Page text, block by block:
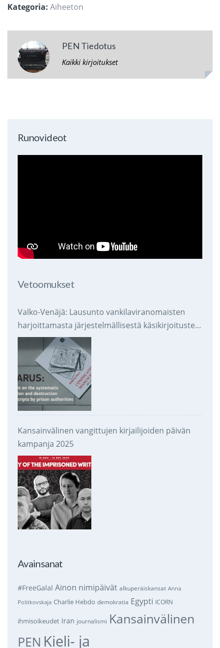
Kategoria: Aiheeton
PEN Tiedotus
Kaikki kirjoitukset
Runovideot
Vetoomukset
Valko-Venäjä: Lausunto vankilaviranomaisten
harjoittamasta järjestelmällisestä käsikirjoitusten
takavarikoinnista ja tuhoamisesta
Kansainvälinen vangittujen kirjailijoiden päivän
kampanja 2025
Avainsanat
#FreeGalal Ainon nimipäivät alkuperäiskansat Anna
Politkovskaja Charlie Hebdo demokratia Egypti ICORN
ihmisoikeudet Iran journalismi Kansainvälinen
PEN Kieli- ja